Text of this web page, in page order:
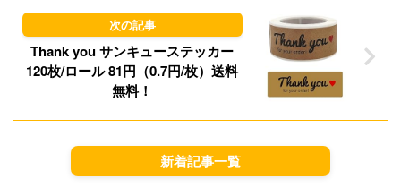
など20作品！【Kindleセール】
Thank you サンキューステッカー
120枚/ロール 81円（0.7円/枚）送料
無料！
新着記事一覧